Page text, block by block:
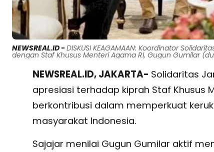
NEWSREAL.ID -DISKUSI KEAGAMAAN: Koordinator
dengan Staf Khusus Menteri Agama RI, Gugun Gumilar
NEWSREAL.ID, JAKARTA- Solidaritas
apresiasi terhadap kiprah Staf Khusus
berkontribusi dalam memperkuat
masyarakat Indonesia.
Sajajar menilai Gugun Gumilar aktif